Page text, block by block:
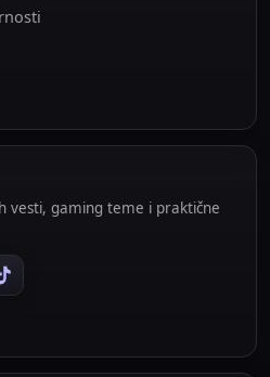
vesti, gaming teme i praktične